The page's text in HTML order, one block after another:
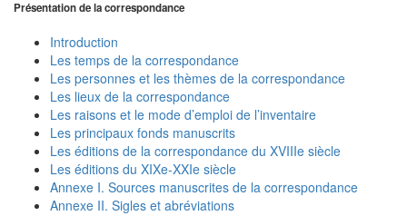
Présentation de la correspondance
Introduction
Les temps de la correspondance
Les personnes et les thèmes de la correspondance
Les lieux de la correspondance
Les raisons et le mode d’emploi de l’inventaire
Les principaux fonds manuscrits
Les éditions de la correspondance du XVIIIe siècle
Les éditions du XIXe-XXIe siècle
Annexe I. Sources manuscrites de la correspondance
Annexe II. Sigles et abréviations